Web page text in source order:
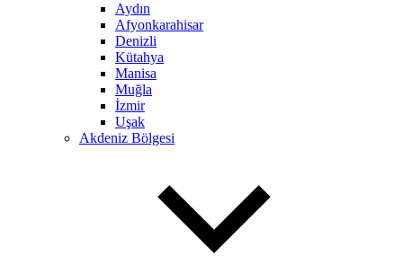
Aydın
Afyonkarahisar
Denizli
Kütahya
Manisa
Muğla
İzmir
Uşak
Akdeniz Bölgesi